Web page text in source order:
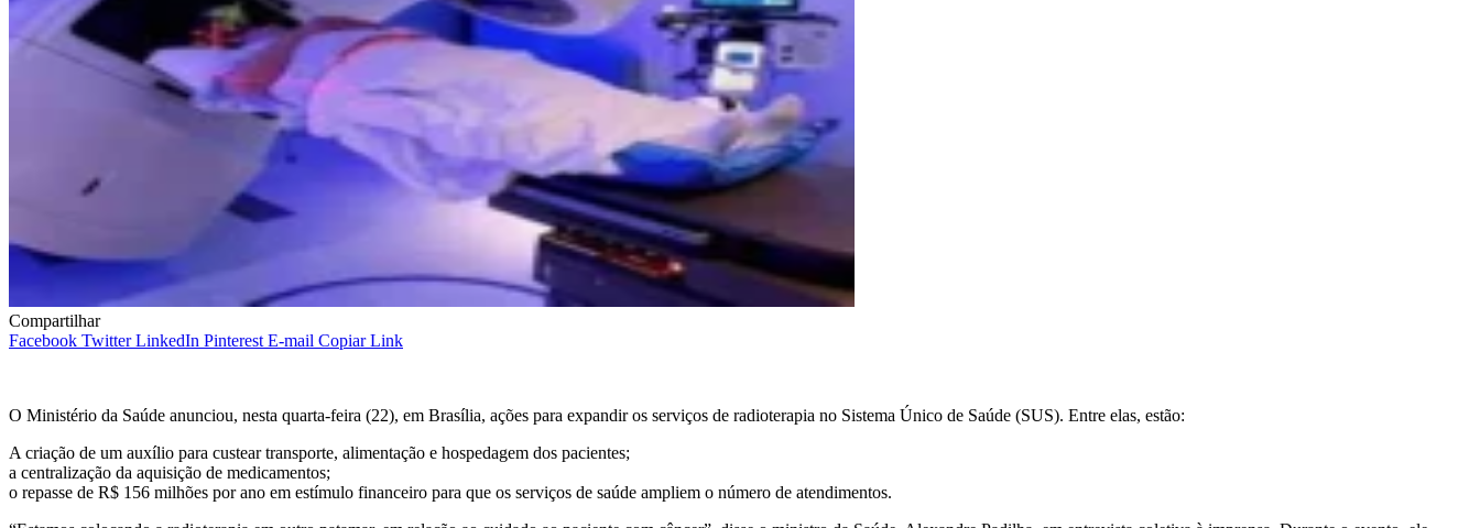
Compartilhar
Facebook Twitter LinkedIn Pinterest E-mail Copiar Link
O Ministério da Saúde anunciou, nesta quarta-feira (22), em Brasília, ações para expandir os serviços de radioterapia no Sistema Único de Saúde (SUS). Entre elas, estão:
A criação de um auxílio para custear transporte, alimentação e hospedagem dos pacientes;
a centralização da aquisição de medicamentos;
o repasse de R$ 156 milhões por ano em estímulo financeiro para que os serviços de saúde ampliem o número de atendimentos.